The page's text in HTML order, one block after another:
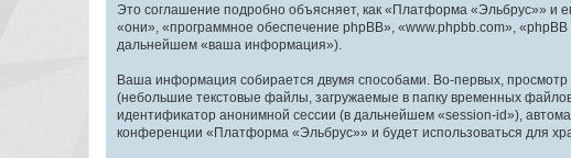
Это соглашение подробно объясняет, как «Платформа «Эльбрус»»
«они», «программное обеспечение phpBB», «www.phpbb.com»,
дальнейшем «ваша информация»).
Ваша информация собирается двумя способами. Во-первых,
(небольшие текстовые файлы, загружаемые в папку временных
идентификатор анонимной сессии (в дальнейшем «session-id»),
конференции «Платформа «Эльбрус»» и будет использоваться для